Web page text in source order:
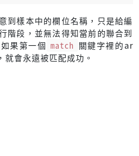
到樣本中的欄位名稱，只是給編
階段，並無法得知當前的聯合到
果第一個 match 關鍵字裡的ar
會永遠被匹配成功。